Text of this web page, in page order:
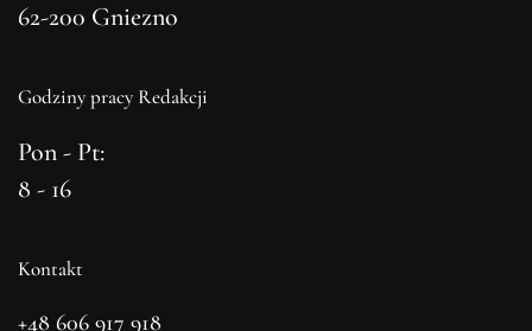
62-200 Gniezno
Godziny pracy Redakcji
Pon - Pt:
8 - 16
Kontakt
+48 606 917 918